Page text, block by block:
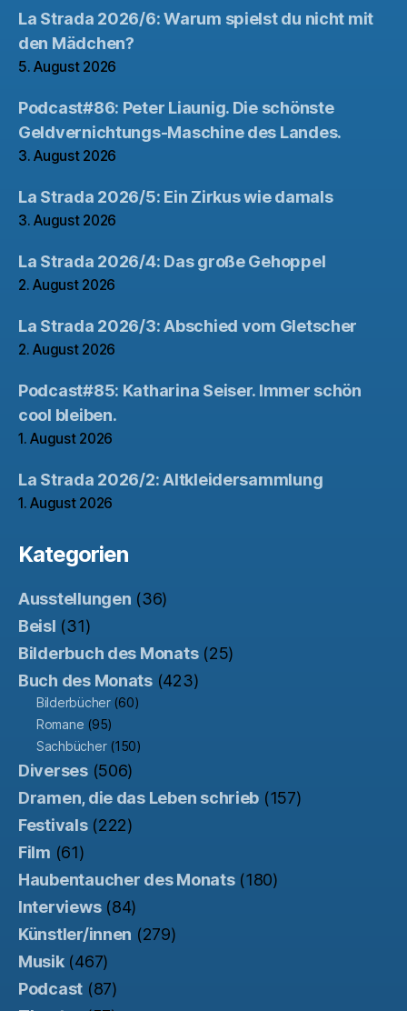
La Strada 2026/6: Warum spielst du nicht mit
den Mädchen?
5. August 2026
Podcast#86: Peter Liaunig. Die schönste
Geldvernichtungs-Maschine des Landes.
3. August 2026
La Strada 2026/5: Ein Zirkus wie damals
3. August 2026
La Strada 2026/4: Das große Gehoppel
2. August 2026
La Strada 2026/3: Abschied vom Gletscher
2. August 2026
Podcast#85: Katharina Seiser. Immer schön
cool bleiben.
1. August 2026
La Strada 2026/2: Altkleidersammlung
1. August 2026
Kategorien
Ausstellungen (36)
Beisl (31)
Bilderbuch des Monats(25)
Buch des Monats(423)
Bilderbücher(60)
Romane (95)
Sachbücher(150)
Diverses(506)
Dramen, die das Leben schrieb (157)
Festivals(222)
Film (61)
Haubentaucher des Monats(180)
Interviews(84)
Künstler/innen (279)
Musik(467)
Podcast (87)